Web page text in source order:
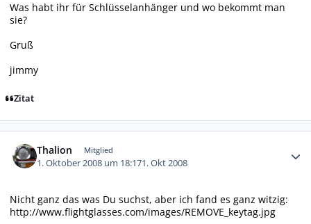
Was habt ihr für Schlüsselanhänger und wo bekommt man
sie?
Gruß
jimmy
Zitat
Thalion Mitglied
1. Oktober 2008 um 18:171. Okt 2008
Nicht ganz das was Du suchst, aber ich fand es ganz witzig:
http://www.flightglasses.com/images/REMOVE_keytag.jpg